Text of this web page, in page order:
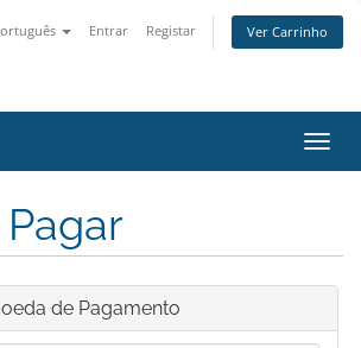
Entrar Registar Ver Carrinho
Pagar
de Pagamento